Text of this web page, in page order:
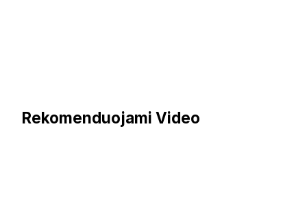
Rekomenduojami Video